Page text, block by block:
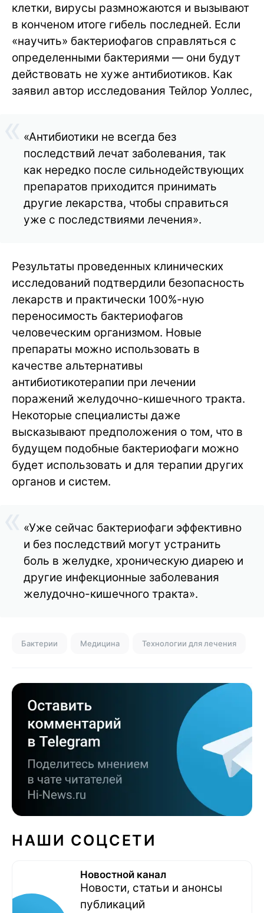
клетки, вирусы размножаются и вызывают
в конченом итоге гибель последней. Если
«научить» бактериофагов справляться с
определенными бактериями — они будут
действовать не хуже антибиотиков. Как
заявил автор исследования Тейлор Уоллес,
«Антибиотики не всегда без
последствий лечат заболевания, так
как нередко после сильнодействующих
препаратов приходится принимать
другие лекарства, чтобы справиться
уже с последствиями лечения».
Результаты проведенных клинических
исследований подтвердили безопасность
лекарств и практически 100%-ную
переносимость бактериофагов
человеческим организмом. Новые
препараты можно использовать в
качестве альтернативы
антибиотикотерапии при лечении
поражений желудочно-кишечного тракта.
Некоторые специалисты даже
высказывают предположения о том, что в
будущем подобные бактериофаги можно
будет использовать и для терапии других
органов и систем.
«Уже сейчас бактериофаги эффективно
и без последствий могут устранить
боль в желудке, хроническую диарею и
другие инфекционные заболевания
желудочно-кишечного тракта».
Бактерии Медицина Технологии для лечения
НАШИ СОЦСЕТИ
Новостной канал
Новости, статьи и анонсы
публикаций